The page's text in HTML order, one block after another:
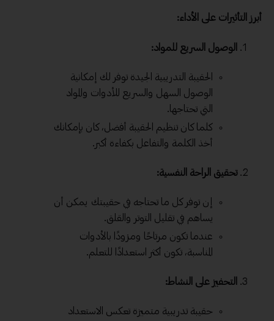
أبرز التأثيرات على الأداء:
الوصول السريع للمواد:
الحقيبة التدريبية الجيدة توفر لك إمكانية
الوصول السهل والسريع للأدوات والمواد
التي تحتاجها.
كلما كان تنظيم الحقيبة أفضل، كان بإمكانك
أخذ الكلمة والتفاعل بكفاءة أكبر.
تحقيق الراحة النفسية:
إن توفر كل ما تحتاجه في حقيبتك يمكن أن
يساهم في تقليل التوتر والقلق.
عندما تكون مرتاحًا ومزودًا بالأدوات
المناسبة، تكون أكثر استعدادًا للتعلم.
التحفيز على النشاط:
حقيبة تدريبية متميزة تعكس الاستعداد